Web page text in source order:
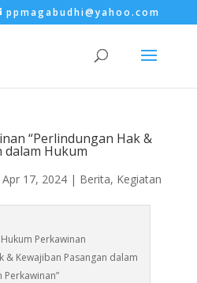
ppmagabudhi@yahoo.com
“Perlindungan Hak &
dalam Hukum
Apr 17, 2024| Berita, Kegiatan
Perkawinan
& Kewajiban Pasangan dalam
Perkawinan”